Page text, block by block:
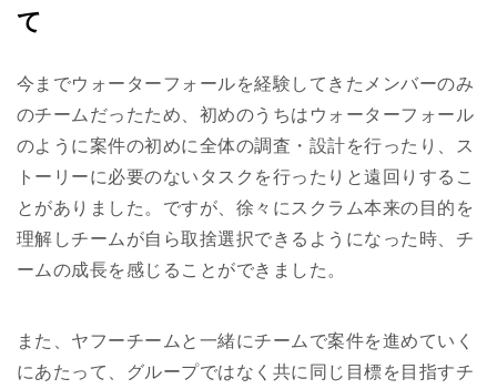
て
今までウォーターフォールを経験してきたメンバーのみ
のチームだったため、初めのうちはウォーターフォール
のように案件の初めに全体の調査・設計を行ったり、ス
トーリーに必要のないタスクを行ったりと遠回りするこ
とがありました。ですが、徐々にスクラム本来の目的を
理解しチームが自ら取捨選択できるようになった時、チ
ームの成長を感じることができました。
また、ヤフーチームと一緒にチームで案件を進めていく
にあたって、グループではなく共に同じ目標を目指すチ